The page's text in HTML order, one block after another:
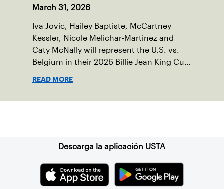
March 31, 2026
Iva Jovic, Hailey Baptiste, McCartney
Kessler, Nicole Melichar-Martinez and
Caty McNally will represent the U.S. vs.
Belgium in their 2026 Billie Jean King Cup
READ MORE
Descarga la aplicación USTA